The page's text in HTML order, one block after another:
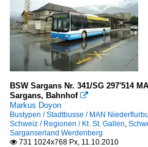
BSW Sargans Nr. 341/SG 297'514
Sargans, Bahnhof 
Markus Doyon
Bustypen / Stadtbusse / MAN
Schweiz / Regionen / Kt. St. Gallen,
Sarganserland Werdenberg
 731 1024x768 Px, 11.10.2010